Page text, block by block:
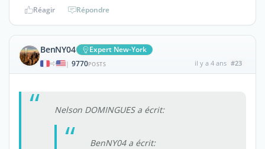
Réagir Répondre
BenNY04 Expert New-York
| 9770POSTS il y a 4 ans #23
Nelson DOMINGUES a écrit:
BenNY04 a écrit: